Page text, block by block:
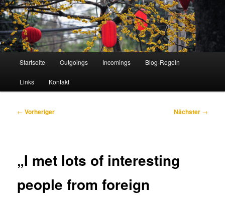
Startseite Outgoings Incomings Blog-Regeln
Links Kontakt
Beitragsnavigation
← Vorheriger Nächster →
„I met lots of interesting
people from foreign